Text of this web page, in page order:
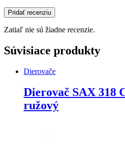
Zatiaľ nie sú žiadne recenzie.
Súvisiace produkty
Dierovače
Dierovač SAX 318
ružový